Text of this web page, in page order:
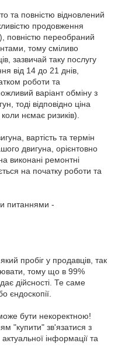
та повністю відновлений
продовження
повністю переобраний
тому сміливо
зазвичай таку послугу
від 14 до 21 днів,
роботи та
варіант обміну з
тоді відповідно ціна
нємає ризиків).
вартість та термін
двигуна, орієнтовно
виконані ремонтні
на початку роботи та
питаннями -
пробіг у продавців, так
тому що в 99%
дійсності. Те саме
єндоскопії.
бути некоректною!
"купити" зв'язатися з
інформації та